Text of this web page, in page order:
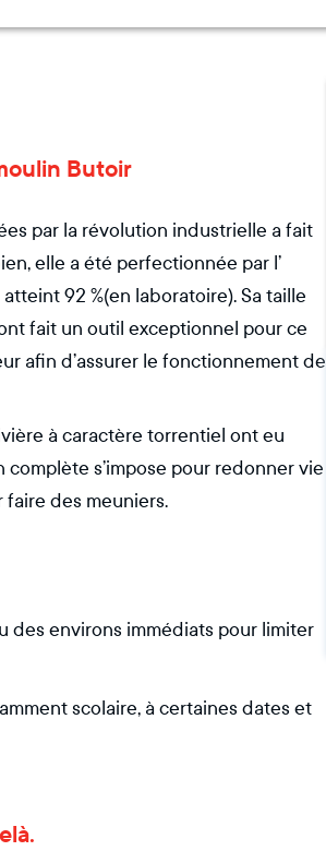
Butoir
par la révolution industrielle a fait
elle a été perfectionnée par l’
92 %(en laboratoire). Sa taille
fait un outil exceptionnel pour ce
afin d’assurer le fonctionnement de
à caractère torrentiel ont eu
s’impose pour redonner vie
des meuniers.
des environs immédiats pour limiter
scolaire, à certaines dates et